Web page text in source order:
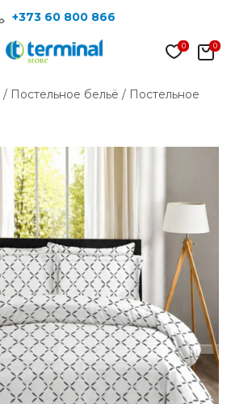
+373 60 800 866
/ Постельное бельё / Постельное